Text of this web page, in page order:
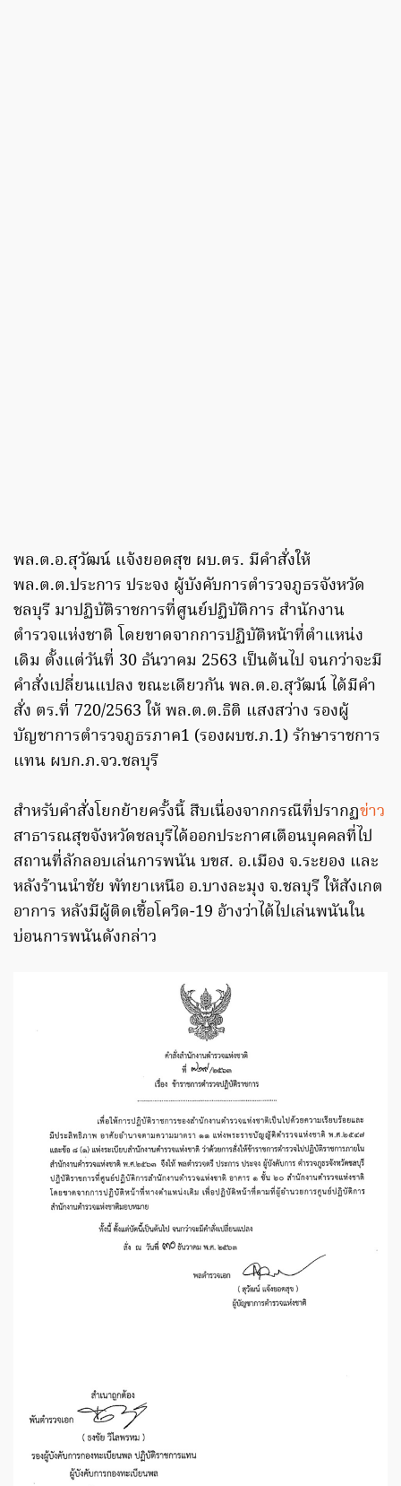
พล.ต.อ.สุวัฒน์ แจ้งยอดสุข ผบ.ตร. มีคำสั่งให้
พล.ต.ต.ประการ ประจง ผู้บังคับการตำรวจภูธรจังหวัด
ชลบุรี มาปฏิบัติราชการที่ศูนย์ปฏิบัติการ สำนักงาน
ตำรวจแห่งชาติ โดยขาดจากการปฏิบัติหน้าที่ตำแหน่ง
เดิม ตั้งแต่วันที่ 30 ธันวาคม 2563 เป็นต้นไป จนกว่าจะมี
คำสั่งเปลี่ยนแปลง ขณะเดียวกัน พล.ต.อ.สุวัฒน์ ได้มีคำ
สั่ง ตร.ที่ 720/2563 ให้ พล.ต.ต.ธิติ แสงสว่าง รองผู้
บัญชาการตำรวจภูธรภาค1 (รองผบช.ภ.1) รักษาราชการ
แทน ผบก.ภ.จว.ชลบุรี
สำหรับคำสั่งโยกย้ายครั้งนี้ สืบเนื่องจากกรณีที่ปรากฏข่าว
สาธารณสุขจังหวัดชลบุรีได้ออกประกาศเตือนบุคคลที่ไป
สถานที่ลักลอบเล่นการพนัน บขส. อ.เมือง จ.ระยอง และ
หลังร้านนำชัย พัทยาเหนือ อ.บางละมุง จ.ชลบุรี ให้สังเกต
อาการ หลังมีผู้ติดเชื้อโควิด-19 อ้างว่าได้ไปเล่นพนันใน
บ่อนการพนันดังกล่าว